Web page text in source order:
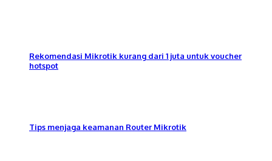
Rekomendasi Mikrotik kurang dari 1 juta untuk voucher
hotspot
Tips menjaga keamanan Router Mikrotik